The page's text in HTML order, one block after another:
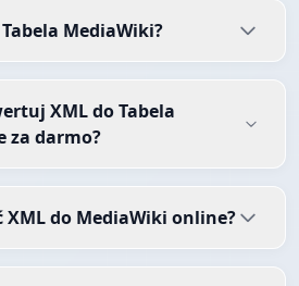
MediaWiki?
XML do Tabela
za darmo?
do MediaWiki online?